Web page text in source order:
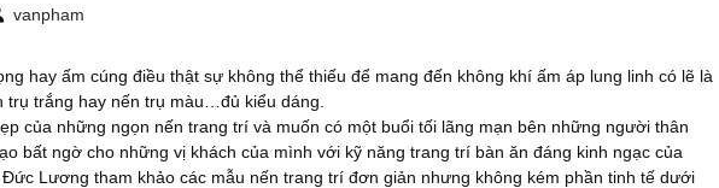
vanpham
hay ấm cúng điều thật sự không thể thiếu để mang đến không khí ấm áp lung linh có lẽ là
trụ trắng hay nến trụ màu…đủ kiểu dáng.
của những ngọn nến trang trí và muốn có một buổi tối lãng mạn bên những người thân
bất ngờ cho những vị khách của mình với kỹ năng trang trí bàn ăn đáng kinh ngạc của
Lương tham khảo các mẫu nến trang trí đơn giản nhưng không kém phần tinh tế dưới